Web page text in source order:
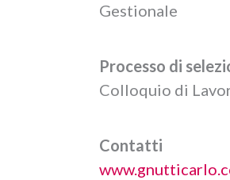
Gestionale
Processo di
Colloquio di
Contatti